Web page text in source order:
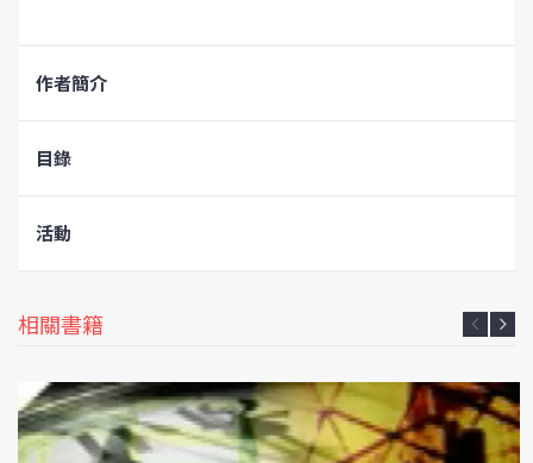
作者簡介
目錄
活動
相關書籍